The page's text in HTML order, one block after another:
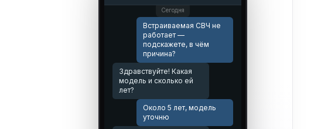
Сегодня
Встраиваемая СВЧ не
работает —
подскажете, в чём
причина?
Здравствуйте! Какая
модель и сколько ей
лет?
Около 5 лет, модель
уточню